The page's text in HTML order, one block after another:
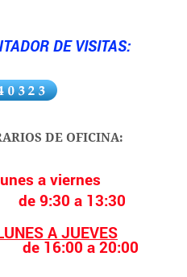
DE VISITAS:
DE OFICINA:
lunes a viernes
9:30 a 13:30
A JUEVES
16:00 a 20:00